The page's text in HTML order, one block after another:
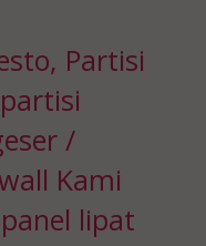
Partisi
/
Kami
lipat